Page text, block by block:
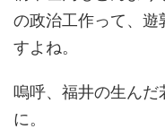
の政治工作って、
すよね。
嗚呼、福井の生んだ
に。